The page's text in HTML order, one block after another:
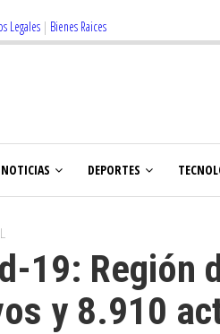
Legales | Bienes Raices
NOTICIAS DEPORTES
19: Región
y 8.910